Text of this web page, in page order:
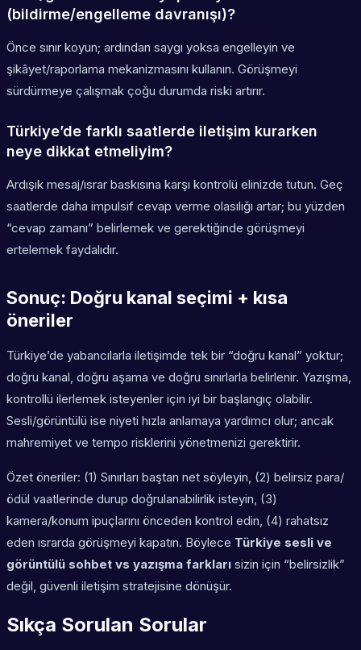
(bildirme/engelleme davranışı)?
Önce sınır koyun; ardından saygı yoksa engelleyin ve
şikâyet/raporlama mekanizmasını kullanın. Görüşmeyi
sürdürmeye çalışmak çoğu durumda riski artırır.
Türkiye’de farklı saatlerde iletişim kurarken
neye dikkat etmeliyim?
Ardışık mesaj/ısrar baskısına karşı kontrolü elinizde tutun. Geç
saatlerde daha impulsif cevap verme olasılığı artar; bu yüzden
“cevap zamanı” belirlemek ve gerektiğinde görüşmeyi
ertelemek faydalıdır.
Sonuç: Doğru kanal seçimi + kısa
öneriler
Türkiye’de yabancılarla iletişimde tek bir “doğru kanal” yoktur;
doğru kanal, doğru aşama ve doğru sınırlarla belirlenir. Yazışma,
kontrollü ilerlemek isteyenler için iyi bir başlangıç olabilir.
Sesli/görüntülü ise niyeti hızla anlamaya yardımcı olur; ancak
mahremiyet ve tempo risklerini yönetmenizi gerektirir.
Özet öneriler: (1) Sınırları baştan net söyleyin, (2) belirsiz para/
ödül vaatlerinde durup doğrulanabilirlik isteyin, (3)
kamera/konum ipuçlarını önceden kontrol edin, (4) rahatsız
eden ısrarda görüşmeyi kapatın. Böylece Türkiye sesli ve
görüntülü sohbet vs yazışma farkları sizin için “belirsizlik”
değil, güvenli iletişim stratejisine dönüşür.
Sıkça Sorulan Sorular